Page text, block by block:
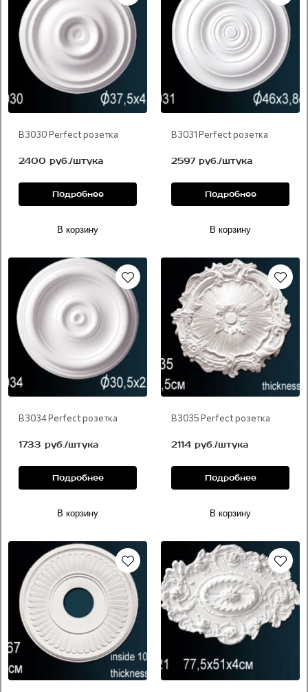
В 3030 Perfect розетка
2400 руб./штука
Подробнее
В корзину
В 3031 Perfect розетка
2597 руб./штука
Подробнее
В корзину
В 3034 Perfect розетка
1733 руб./штука
Подробнее
В корзину
В 3035 Perfect розетка
2114 руб./штука
Подробнее
В корзину